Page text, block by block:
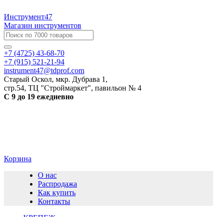
Инструмент47
Магазин инструментов
+7 (4725) 43-68-70
+7 (915) 521-21-94
instrument47@tdprof.com
Старый Оскол, мкр. Дубрава 1,
стр.54, ТЦ "Строймаркет", павильон № 4
С 9 до 19 ежедневно
Корзина
О нас
Распродажа
Как купить
Контакты